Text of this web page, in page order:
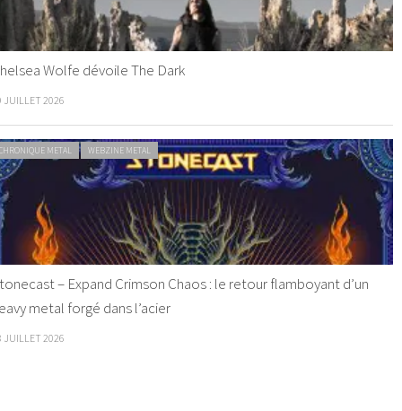
Wolfe dévoile The Dark
JUILLET 2026
METAL WEBZINE METAL
– Expand Crimson Chaos : le retour flamboyant d’un
metal forgé dans l’acier
JUILLET 2026